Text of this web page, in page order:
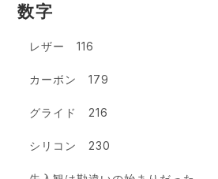
数字
レザー 116
カーボン 179
グライド 216
シリコン 230